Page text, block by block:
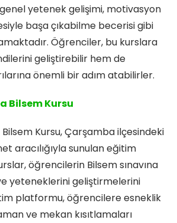
yetenek gelişimi, motivasyon
başa çıkabilme becerisi gibi
Öğrenciler, bu kurslara
geliştirebilir hem de
önemli bir adım atabilirler.
Bilsem Kursu
Kursu, Çarşamba ilçesindeki
aracılığıyla sunulan eğitim
öğrencilerin Bilsem sınavına
yeteneklerini geliştirmelerini
platformu, öğrencilere esneklik
ve mekan kısıtlamaları